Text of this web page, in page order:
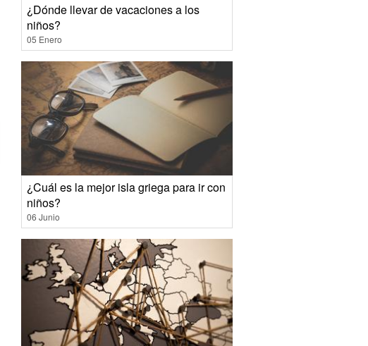
¿Dónde llevar de vacaciones a los
niños?
05 Enero
¿Cuál es la mejor isla griega para ir con
niños?
06 Junio